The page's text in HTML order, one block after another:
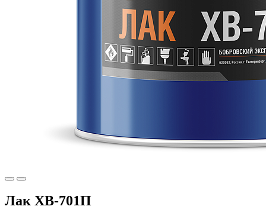
Лак ХВ-701П